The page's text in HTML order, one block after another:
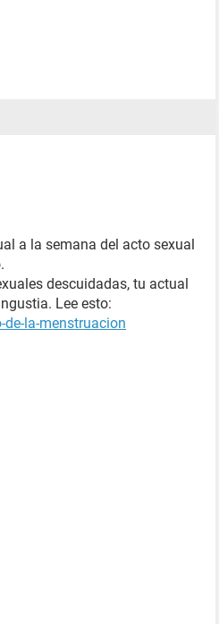
a la semana del acto sexual
descuidadas, tu actual
Lee esto:
la-menstruacion